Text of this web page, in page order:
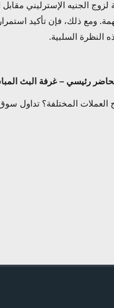
لزوج الجنيه الإسترليني
رئيسي – غرفة البث
العملات المختلفة؟ تداول سوق